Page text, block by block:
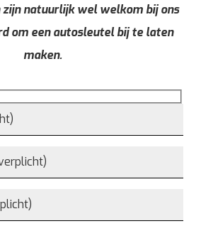
natuurlijk wel welkom bij ons
om een autosleutel bij te laten
maken.